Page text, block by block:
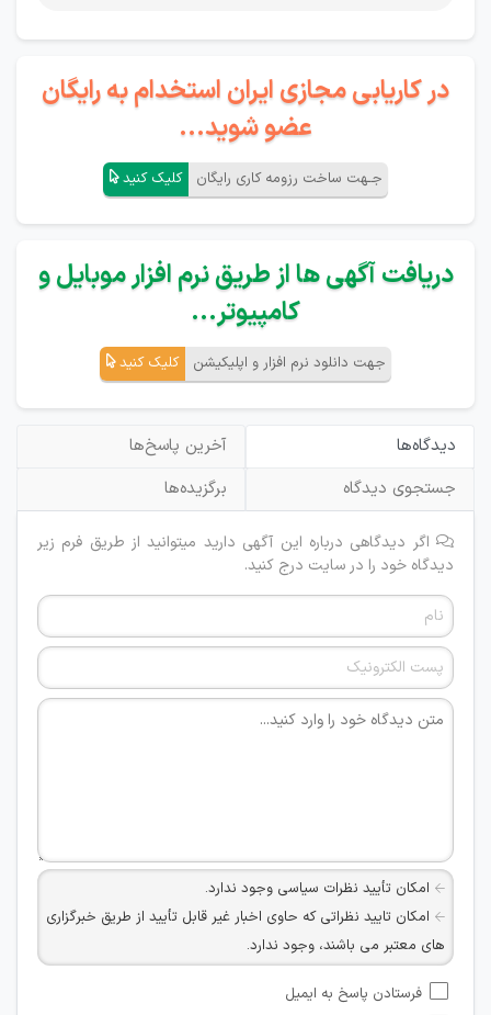
در کاریابی مجازی ایران استخدام به رایگان
عضو شوید...
جـهت ساخت رزومه کاری رایگان کلیک کنید
دریافت آگهی ها از طریق نرم افزار موبایل و
کامپیوتر...
جهت دانلود نرم افزار و اپلیکیشن کلیک کنید
دیدگاه‌ها
آخرین پاسخ‌ها
جستجوی دیدگاه
برگزیده‌ها
اگر دیدگاهی درباره این آگهی دارید میتوانید از طریق فرم زیر
دیدگاه خود را در سایت درج کنید.
امکان تأیید نظرات سیاسی وجود ندارد.
امکان تایید نظراتی که حاوی اخبار غیر قابل تأیید از طریق خبرگزاری
های معتبر می باشند، وجود ندارد.
شبکه های مجازی ارتباطی می باشند وجود ندارد.
فرستادن پاسخ به ایمیل